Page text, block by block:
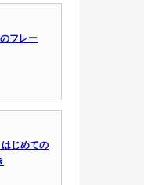
フレー
じめての